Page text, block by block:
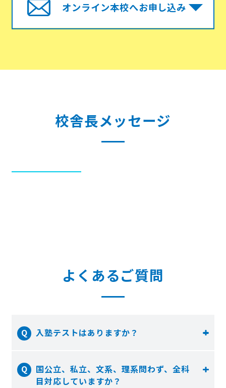
オンライン本校へお申し込み
校舎長メッセージ
よくあるご質問
入塾テストはありますか？
国公立、私立、文系、理系問わず、全科
目対応していますか？